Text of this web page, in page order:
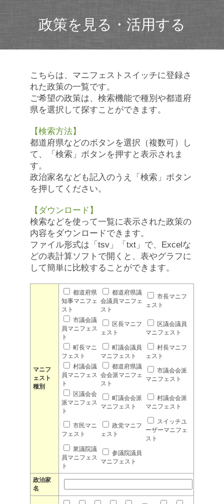
政策を見る・活用する
こちらは、マニフェストスイッチに登録さ
れた政策の一覧です。
ご希望の政策は、検索機能で種別や都道府
県を選択して探すことができます。
【検索方法】
都道府県などのボタンを選択（複数可）し
て、「検索」ボタンを押すと表示されま
す。
政治家名なども記入のうえ「検索」ボタン
を押してください。
【ダウンロード】
検索などを使って一覧に表示された政策の
内容をダウンロードできます。
ファイル形式は「tsv」「txt」で、Excelな
どの表計算ソフトで開くと、表やグラフに
して簡単に比較することができます。
マニフ
ェスト
種別
都道府県
知事マニフェ
スト
都道府県議
会議員マニフェ
スト
市長マニフ
ェスト
市議会議
員マニフェス
ト
区長マニフ
ェスト
区議会議員
マニフェスト
町長マニ
フェスト
町議会議員
マニフェスト
村長マニフ
ェスト
村議会議
員マニフェス
ト
都道府県議
会会派マニフェ
スト
市議会会派
マニフェスト
区議会会
派マニフェス
ト
町議会会派
マニフェスト
村議会会派
マニフェスト
市民マニ
フェスト
政党マニフ
ェスト
スイッチユ
ーザーマニフェ
スト
衆議院議
員マニフェス
ト
参議院議員
マニフェスト
政治家
名